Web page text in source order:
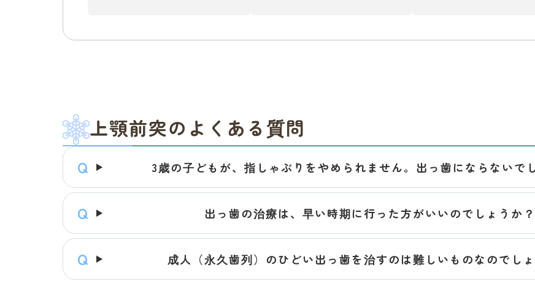
上顎前突のよくある質問
3歳の子どもが、指しゃぶりをやめられません。出っ歯にならないで
出っ歯の治療は、早い時期に行った方がいいのでしょうか？
成人（永久歯列）のひどい出っ歯を治すのは難しいものなのでし